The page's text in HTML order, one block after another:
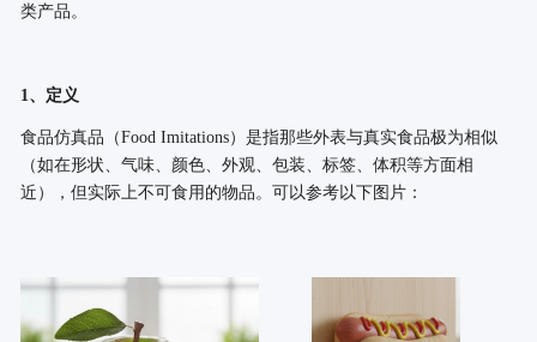
类产品。
1、 定义
食品仿真品（Food Imitations）是指那些外表与真实食品极为相似
（如在形状、气味、颜色、外观、包装、标签、体积等方面相
近），但实际上不可食用的物品。可以参考以下图片：